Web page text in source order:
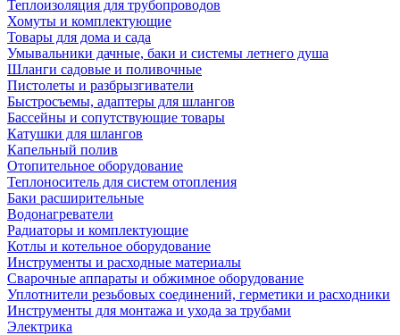
Теплоизоляция для трубопроводов
Хомуты и комплектующие
Товары для дома и сада
Умывальники дачные, баки и системы летнего душа
Шланги садовые и поливочные
Пистолеты и разбрызгиватели
Быстросъемы, адаптеры для шлангов
Бассейны и сопутствующие товары
Катушки для шлангов
Капельный полив
Отопительное оборудование
Теплоноситель для систем отопления
Баки расширительные
Водонагреватели
Радиаторы и комплектующие
Котлы и котельное оборудование
Инструменты и расходные материалы
Сварочные аппараты и обжимное оборудование
Уплотнители резьбовых соединений, герметики и расходники
Инструменты для монтажа и ухода за трубами
Электрика